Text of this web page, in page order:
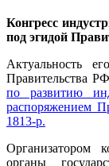
Конгресс
под эгидой
Актуальность
Правительства
по развитию
распоряжением
1813-р.
Организатором
органы